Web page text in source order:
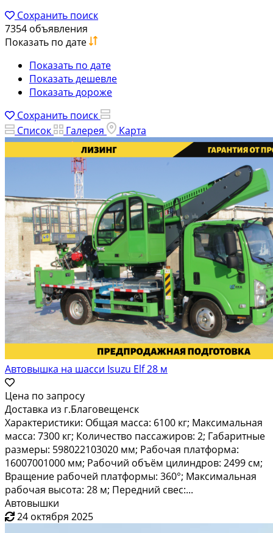
Сохранить поиск
7354 объявления
Показать по дате
Показать по дате
Показать дешевле
Показать дороже
Сохранить поиск
Список
Галерея Карта
Автовышка на шасси Isuzu Elf 28 м
Цена по запросу
Доставка из г.Благовещенск
Характеристики: Общая масса: 6100 кг; Максимальная
масса: 7300 кг; Количество пассажиров: 2; Габаритные
размеры: 598022103020 мм; Рабочая платформа:
16007001000 мм; Рабочий объём цилиндров: 2499 см;
Вращение рабочей платформы: 360°; Максимальная
рабочая высота: 28 м; Передний свес:...
Автовышки
24 октября 2025